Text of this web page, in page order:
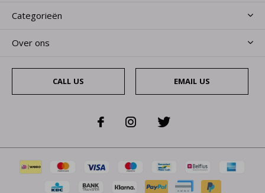
Categorieën
Over ons
CALL US EMAIL US